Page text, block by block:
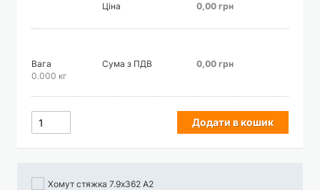
Ціна 0,00 грн
Вага
0.000 кг
Сума з ПДВ 0,00 грн
Додати в кошик
Хомут стяжка 7.9х362 А2